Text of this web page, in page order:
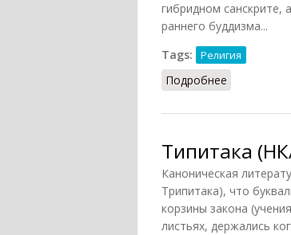
гибридном санскрите,
раннего буддизма...
Tags:
Религия
Подробнее
Типитака
Каноническая
Трипитака), что
корзины закона
листьях, держались